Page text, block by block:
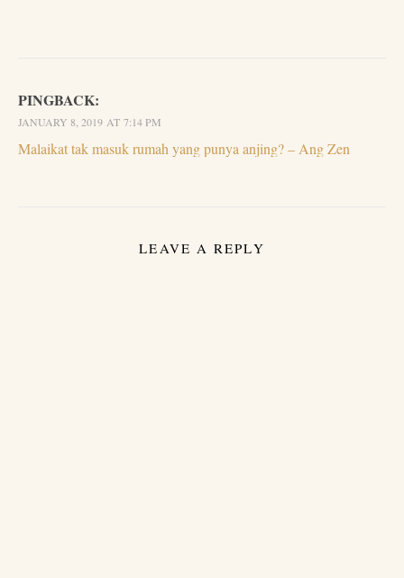
PINGBACK:
JANUARY 8, 2019 AT 7:14 PM
Malaikat tak masuk rumah yang punya anjing? – Ang Zen
LEAVE A REPLY